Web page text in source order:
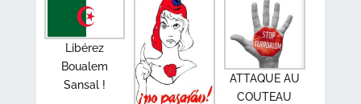
Libérez
Boualem
Sansal !
ATTAQUE AU
COUTEAU